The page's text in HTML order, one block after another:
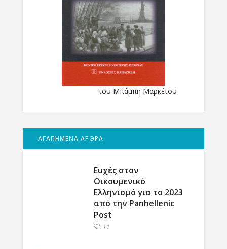
του Μπάμπη Μαρκέτου
ΑΓΑΠΗΜΕΝΑ ΑΡΘΡΑ
Ευχές στον
Οικουμενικό
Ελληνισμό για το 2023
από την Panhellenic
Post
11